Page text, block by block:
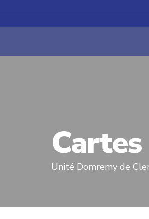
Cartes
Unité Domremy de